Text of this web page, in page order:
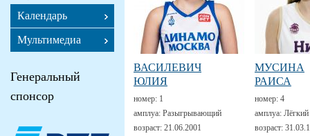
ВАСИЛЕВИЧ
ЮЛИЯ
номер: 1
амплуа: Разыгрывающий
возраст: 21.06.2001
МУСИНА
РАИСА
номер: 4
амплуа:
возраст:
Календарь
Мультимедиа
Генеральный
спонсор